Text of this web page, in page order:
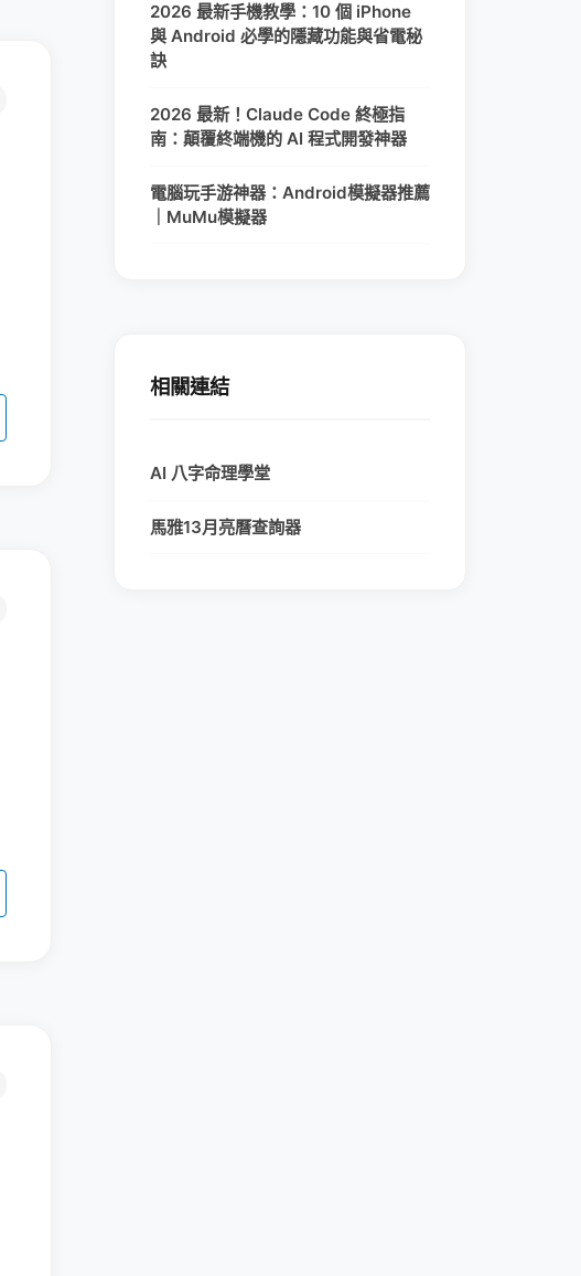
2026 最新手機教學：10 個 iPhone
與 Android 必學的隱藏功能與省電秘
訣
2026 最新！Claude Code 終極指
南：顛覆終端機的 AI 程式開發神器
電腦玩手游神器：Android模擬器推薦
｜MuMu模擬器
相關連結
AI 八字命理學堂
馬雅13月亮曆查詢器